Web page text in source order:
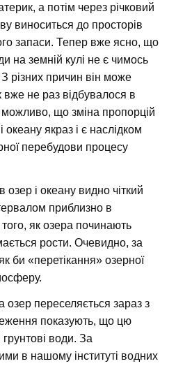
а потім через річковий
виноситься до просторів
запаси. Тепер вже ясно, що
на земній кулі не є чимось
різних причин він може
вже не раз відбувалося в
можливо, що зміна пропорцій
якраз і є наслідком
перебудови процесу
озер і океану видно чіткий
приблизно в
того, як озера починають
рости. Очевидно, за
би «перетікання» озерної
озер переселяється зараз з
показують, що цю
води. За
в нашому інституті водних